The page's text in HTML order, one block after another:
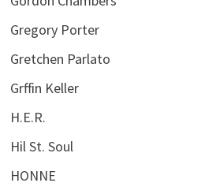
Gregory Porter
Gretchen Parlato
Grffin Keller
H.E.R.
Hil St. Soul
HONNE